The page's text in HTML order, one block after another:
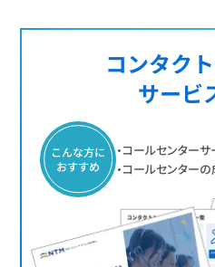
コンタク
サービ
こんな方に
おすすめ
・コールセンター
・コールセンター